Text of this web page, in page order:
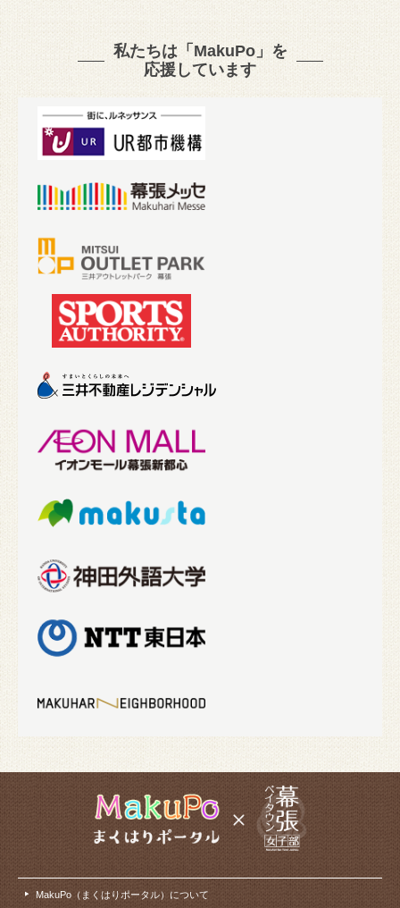
私たちは「MakuPo」を
応援しています
MakuPo（まくはりポータル）について